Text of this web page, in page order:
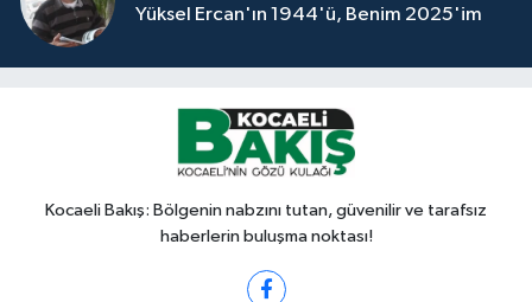
Yüksel Ercan'ın 1944'ü, Benim 2025'im
Kocaeli Bakış: Bölgenin nabzını tutan, güvenilir ve tarafsız
haberlerin buluşma noktası!